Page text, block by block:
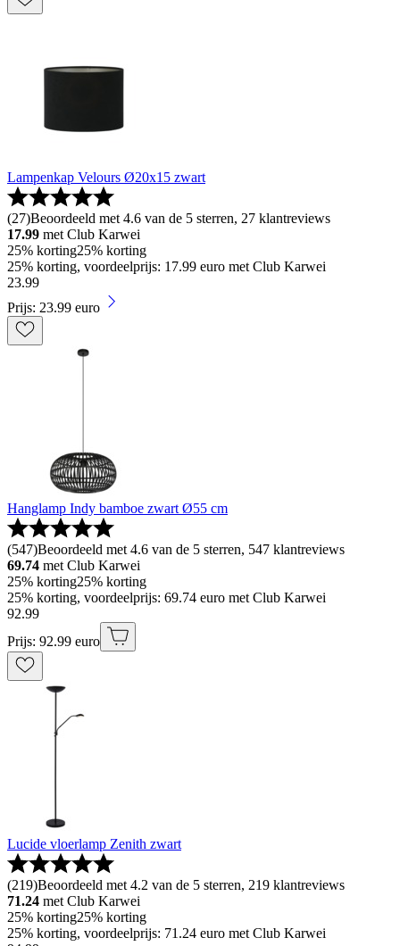
Lampenkap Velours Ø20x15 zwart
(27)Beoordeeld met 4.6 van de 5 sterren, 27 klantreviews
17.99 met Club Karwei
25% korting25% korting
25% korting, voordeelprijs: 17.99 euro met Club Karwei
23.99
Prijs: 23.99 euro
Hanglamp Indy bamboe zwart Ø55 cm
(547)Beoordeeld met 4.6 van de 5 sterren, 547 klantreviews
69.74 met Club Karwei
25% korting25% korting
25% korting, voordeelprijs: 69.74 euro met Club Karwei
92.99
Prijs: 92.99 euro
Lucide vloerlamp Zenith zwart
(219)Beoordeeld met 4.2 van de 5 sterren, 219 klantreviews
71.24 met Club Karwei
25% korting25% korting
25% korting, voordeelprijs: 71.24 euro met Club Karwei